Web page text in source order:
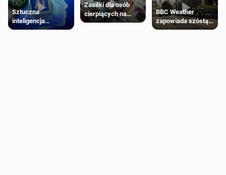
Sztuczna
inteligencja
próbowała oszukać
Zasiłki dla osób
cierpiących na
schorzenia
BBC Weather
zapowiada szóstą
falę upałów w